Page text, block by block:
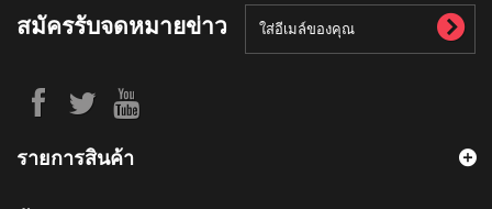
สมัครรับจดหมายข่าว
รายการสินค้า